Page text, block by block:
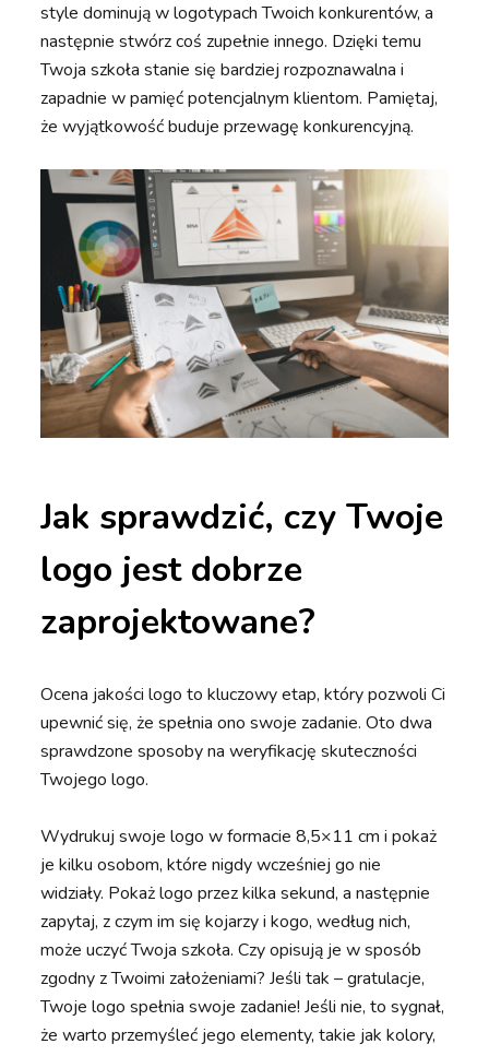
style dominują w logotypach Twoich konkurentów, a
następnie stwórz coś zupełnie innego. Dzięki temu
Twoja szkoła stanie się bardziej rozpoznawalna i
zapadnie w pamięć potencjalnym klientom. Pamiętaj,
że wyjątkowość buduje przewagę konkurencyjną.
Jak sprawdzić, czy Twoje
logo jest dobrze
zaprojektowane?
Ocena jakości logo to kluczowy etap, który pozwoli Ci
upewnić się, że spełnia ono swoje zadanie. Oto dwa
sprawdzone sposoby na weryfikację skuteczności
Twojego logo.
Wydrukuj swoje logo w formacie 8,5×11 cm i pokaż
je kilku osobom, które nigdy wcześniej go nie
widziały. Pokaż logo przez kilka sekund, a następnie
zapytaj, z czym im się kojarzy i kogo, według nich,
może uczyć Twoja szkoła. Czy opisują je w sposób
zgodny z Twoimi założeniami? Jeśli tak – gratulacje,
Twoje logo spełnia swoje zadanie! Jeśli nie, to sygnał,
że warto przemyśleć jego elementy, takie jak kolory,